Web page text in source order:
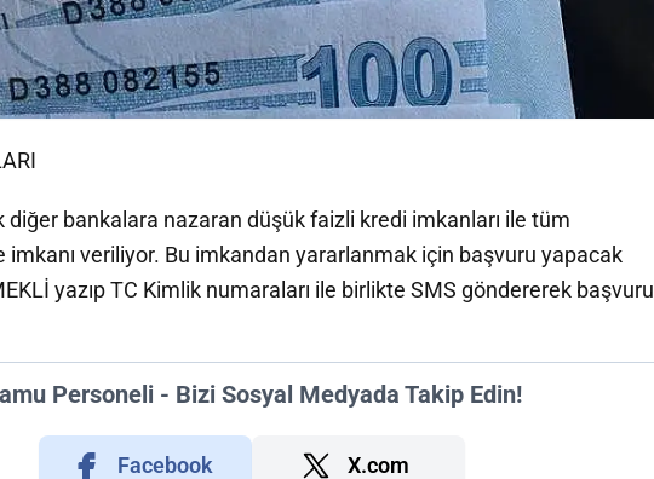
diğer bankalara nazaran düşük faizli kredi imkanları ile tüm
veriliyor. Bu imkandan yararlanmak için başvuru yapacak
yazıp TC Kimlik numaraları ile birlikte SMS göndererek başvuru
Personeli - Bizi Sosyal Medyada Takip Edin!
Facebook X.com